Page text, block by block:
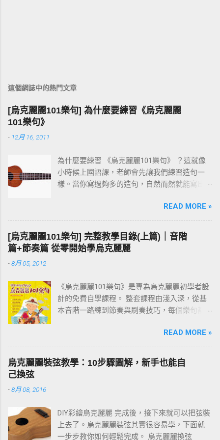
這個網誌中的熱門文章
[烏克麗麗101樂句] 為什麼要練習《烏克麗麗
101樂句》
- 12月 16, 2011
為什麼要練習 《烏克麗麗101樂句》 ？這就像
小時候上國語課，老師會先讓我們練習造句一
樣。當你寫過夠多的造句，自然而然就能寫出
的道理。先把一個個小樂句彈熟，技巧和速度
都到位之後，再去按和弦、彈演奏曲，就會變
成一件輕鬆自然的事。基本功打穩，後面的路
才走得快。
READ MORE »
[烏克麗麗101樂句] 完整教學目錄(上篇)｜音階
篇+節奏篇 從零開始學烏克麗麗
-8月 05, 2012
《烏克麗麗101樂句》是專為烏克麗麗初學者設
計的免費自學課程。 整套課程由淺入深，從基
本音階一路練到節奏與刷奏技巧，每個樂句都
問，歡迎在文章下方留言討論。 建議從第一課
「001 C調基本音階」開始，依序往下練；若你
還不清楚為什麼要練樂句，請先看 〈為什麼要
練習烏克麗麗101樂句？〉 這篇。
READ MORE »
烏克麗麗裝弦教學：10步驟圖解，新手也能自
己換弦
-8月 08, 2016
DIY彩繪烏克麗麗 完成後，接下來就可以把弦裝
上去了。烏克麗麗裝弦其實很容易學，下面就
一步步教你如何輕鬆完成。 烏克麗麗換弦